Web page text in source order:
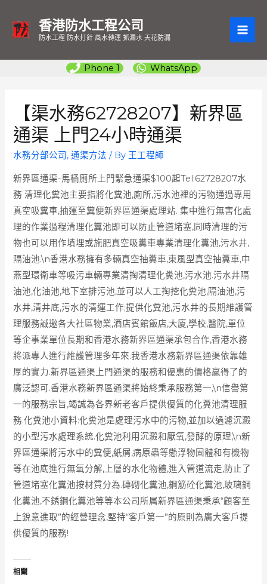
香港防水工程公司
防水工程 防水打針 風水轉運 抓漏水 天花防漏
Phone 1 WhatsApp
【渠水務62728207】新界區
通渠 上門24小時通渠
水務分部公司 ,通渠方法 / By 王工程師
新界區通渠-馬桶厠所上門緊急通渠$100起Tel:62728207水
務 清理化糞池主要指將化糞池,廁所,污水池裡的污物通過專用
真空吸糞車,抽運至糞便新界區通渠處理站. 集中進行無害化處
理的作業過程清理化糞池即可以防止管道堵塞,同時清理的污
物也可以用作填埋或施肥真空吸糞車專業清理化糞池,污水井,
隔油池.\n香港水務擁有多輛真空抽糞車,東風型真空抽糞車,中
燕型環衛車等吸污車輛專業清掏清理化糞池,污水池.污水井隔
油池,化油池,地下室排污池,並可以人工掏挖化糞池,隔油池,污
水井,清井底,污水的清運工作;提供化糞池,污水井的長期維護管
理服務誠邀各大社區物業,酒店賓館飯店,大廈,學校,醫院,單位
等企事業單位長期和香港水務新界區通渠承包合作,香港水務
將派專人進行維護管理多年來.我香港水務新界區通渠依靠雄
厚的實力.新界區通渠上門通渠的服務和優惠的價格贏得了的
廣泛認可.香港水務新界區通渠將始終秉承服務第一,\n信譽第
一的服務宗旨,竭誠為各界新老客戶提供優質的化糞池清理服
務.化糞池小資料:化糞池是處理污水中的污物,並加以過濾沉澱
的小型污水處理系統.化糞池利用沉澱和厭氧,發酵的原理,\n新
界區通渠將污水中的糞便,紙屑,病原蟲等懸浮物固體和有機物
等在池底進行無氧分解,上層的水化物體,進入管道流走,防止了
管道堵塞化糞池按材質分為.磚砌化糞池,鋼筋砼化糞池,玻璃鋼
化糞池,不銹鋼化糞池等等本公司所属新界區通渠秉承“顧客至
上銳意進取”的經營理念,堅持“客戶第一”的原則為廣大客戶提
供優質的服務!
相關